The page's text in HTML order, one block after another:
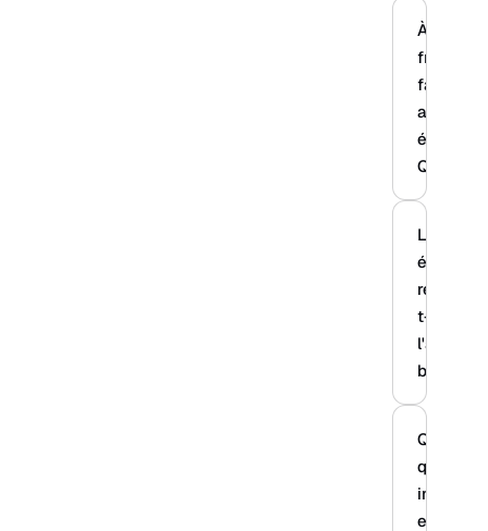
À quelle
faire une
auto-
Qualiopi
L'auto-
t-elle
l'audit
blanc ?
Que faire
quand un
est noté